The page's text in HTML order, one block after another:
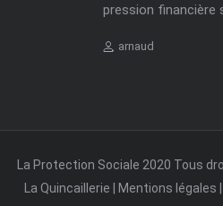
pression financière
Author
arnaud
La Protection Sociale 2020 Tous
La Quincaillerie | Mentions légales |